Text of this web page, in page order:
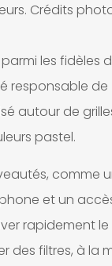
Crédits
les fidèles
responsable de
autour de
pastel.
comme
et un
rapidement le
des filtres, à la